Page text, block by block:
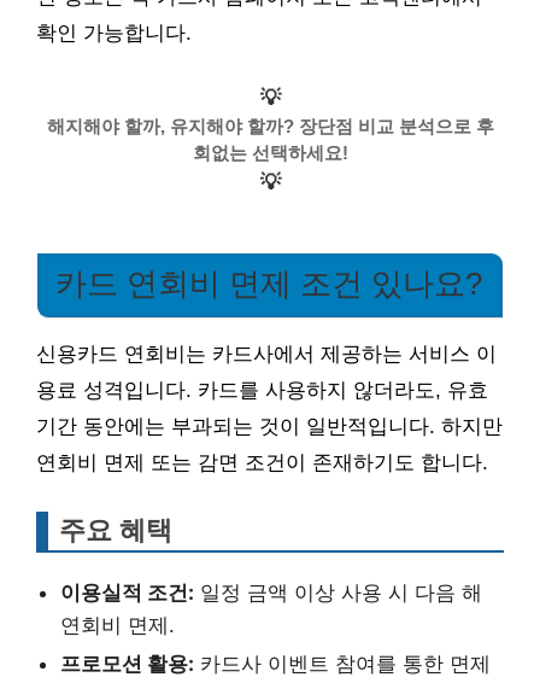
확인 가능합니다.
💡
해지해야 할까, 유지해야 할까? 장단점 비교 분석으로 후
회없는 선택하세요!
💡
카드 연회비 면제 조건 있나요?
신용카드 연회비는 카드사에서 제공하는 서비스 이
용료 성격입니다. 카드를 사용하지 않더라도, 유효
기간 동안에는 부과되는 것이 일반적입니다. 하지만
연회비 면제 또는 감면 조건이 존재하기도 합니다.
주요 혜택
이용실적 조건: 일정 금액 이상 사용 시 다음 해
연회비 면제.
프로모션 활용: 카드사 이벤트 참여를 통한 면제